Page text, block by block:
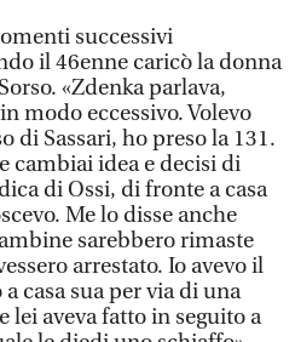
successivi
il 46enne caricò la donna
«Zdenka parlava,
modo eccessivo. Volevo
di Sassari, ho preso la 131.
cambiai idea e decisi di
di Ossi, di fronte a casa
Me lo disse anche
sarebbero rimaste
arrestato. Io avevo il
casa sua per via di una
lei aveva fatto in seguito a